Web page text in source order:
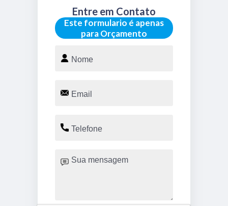
Este formulario é apenas
para Orçamento
Entre em Contato